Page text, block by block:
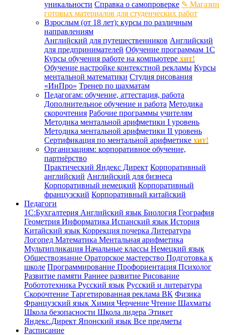
уникальности Справка о самопроверке ✎ Магазин
готовых материалов для студенческих работ
Взрослым (от 18 лет): курсы по различным
направлениям
Английский для путешественников Английский
для предпринимателей Обучение программам 1С
Курсы обучения работе на компьютере хит!
Обучение настройке контекстной рекламы Курсы
ментальной математики Студия рисования
«ИнПро» Тренер по шахматам
Педагогам: обучение, аттестация, работа
Дополнительное обучение и работа Методика
скорочтения Рабочие программы учителям
Методика ментальной арифметики I уровень
Методика ментальной арифметики II уровень
Сертификация по ментальной арифметике хит!
Организациям: корпоративное обучение,
партнёрство
Практический Яндекс Директ Корпоративный
английский Английский для бизнеса
Корпоративный немецкий Корпоративный
французский Корпоративный китайский
Педагоги
1С:Бухгалтерия Английский язык Биология География
Геометрия Информатика Испанский язык История
Китайский язык Коррекция почерка Литература
Логопед Математика Ментальная арифметика
Мультипликация Начальные классы Немецкий язык
Обществознание Ораторское мастерство Подготовка к
школе Программирование Профориентация Психолог
Развитие памяти Раннее развитие Рисование
Робототехника Русский язык Русский и литература
Скорочтение Таргетированная реклама ВК Физика
Французский язык Химия Черчение Чтение Шахматы
Школа безопасности Школа лидера Этикет
Яндекс.Директ Японский язык Все предметы
Расписание